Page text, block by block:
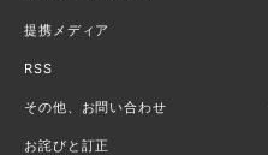
提携メディア
RSS
その他、お問い合わせ
お詫びと訂正